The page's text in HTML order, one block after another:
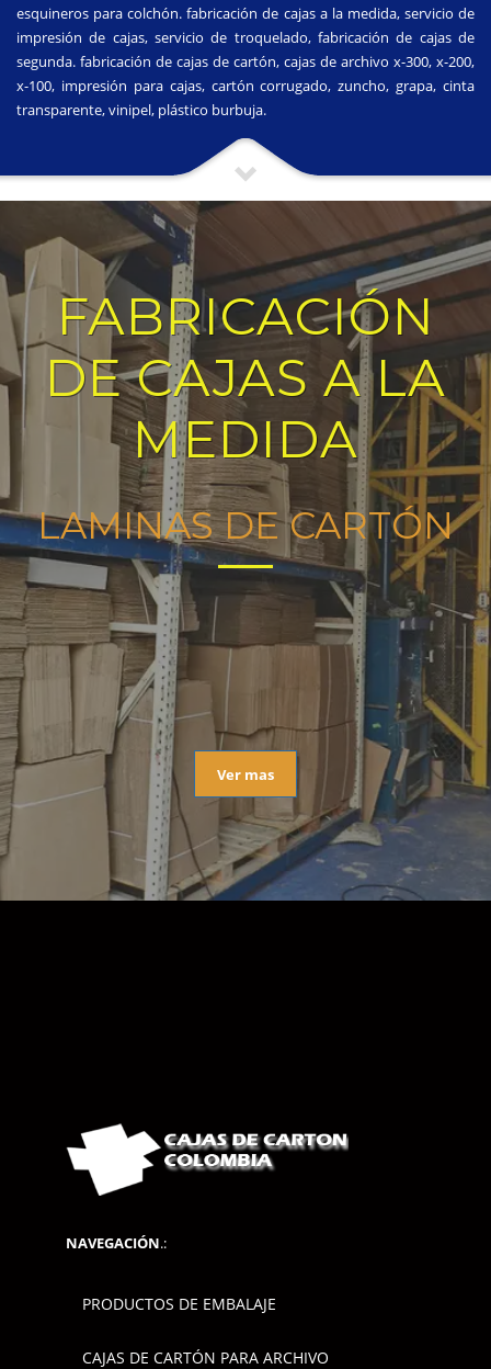
esquineros para colchón. fabricación de cajas a la medida, servicio de
impresión de cajas, servicio de troquelado, fabricación de cajas de
segunda. fabricación de cajas de cartón, cajas de archivo x-300, x-200,
x-100, impresión para cajas, cartón corrugado, zuncho, grapa, cinta
transparente, vinipel, plástico burbuja.
FABRICACIÓN
DE CAJAS A LA
MEDIDA
LAMINAS DE CARTÓN
Ver mas
NAVEGACIÓN.:
PRODUCTOS DE EMBALAJE
CAJAS DE CARTÓN PARA ARCHIVO